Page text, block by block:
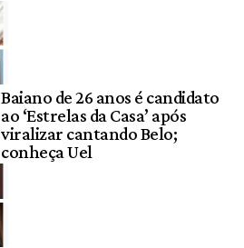
Baiano de 26 anos é candidato
ao ‘Estrelas da Casa’ após
viralizar cantando Belo;
conheça Uel